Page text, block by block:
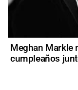
Meghan Markle
cumpleaños